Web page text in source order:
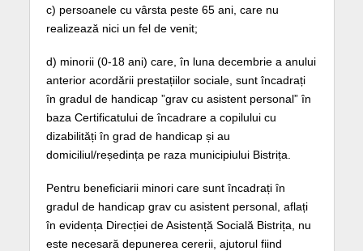
c) persoanele cu vârsta peste 65 ani, care nu
realizează nici un fel de venit;
d) minorii (0-18 ani) care, în luna decembrie a anului
anterior acordării prestațiilor sociale, sunt încadrați
în gradul de handicap ”grav cu asistent personal” în
baza Certificatului de încadrare a copilului cu
dizabilități în grad de handicap și au
domiciliul/reședința pe raza municipiului Bistrița.
Pentru beneficiarii minori care sunt încadrați în
gradul de handicap grav cu asistent personal, aflați
în evidența Direcției de Asistență Socială Bistrița, nu
este necesară depunerea cererii, ajutorul fiind